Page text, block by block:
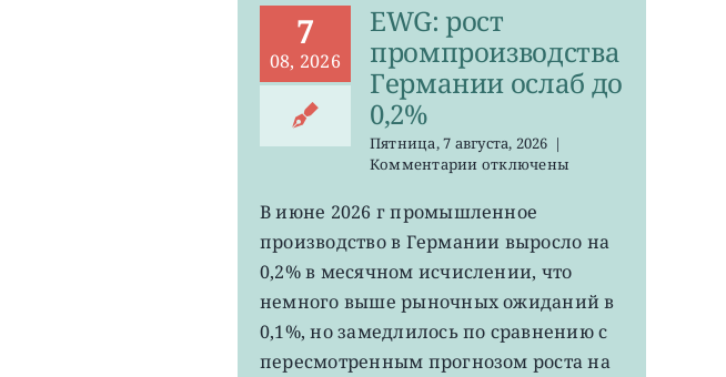
7
08, 2026
EWG: рост
промпроизводства
Германии ослаб до
0,2%
Пятница, 7 августа, 2026 |
Комментариик
EWG:
рост
промпроизводства
Германии
до
0,2%
отключены
В июне 2026 г промышленное
производство в Германии выросло на
0,2% в месячном исчислении, что
немного выше рыночных ожиданий в
0,1%, но замедлилось по сравнению с
пересмотренным прогнозом роста на